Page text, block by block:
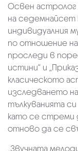
Освен астролог
на седемнайсет
индивидуалния
по отношение
проследи в
истини“ и
класическото
изследването
тълкуванията
като се стреми
отново да се
„Звучната